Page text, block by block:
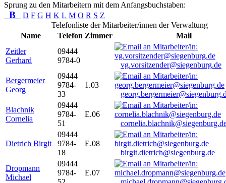
Sprung zu den Mitarbeitern mit dem Anfangsbuchstaben:
B D F G H K L M O R S Z
Telefonliste der Mitarbeiter/innen der Verwaltung
Name
Telefon Zimmer
Mail
Zeitler
Gerhard
09444
9784-0
vg.vorsitzender@siegenburg.de
Bergermeier
Georg
09444
9784-
33
1.03
Blachnik
Cornelia
09444
9784-
51
E.06
Dietrich Birgit
09444
9784-
18
E.08
birgit.dietrich@siegenburg.de
Dropmann
Michael
09444
9784-
E.07